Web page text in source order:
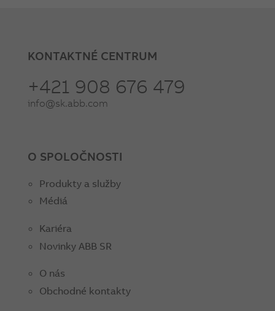
KONTAKTNÉ CENTRUM
+421 908 676 479
info@sk.abb.com
O SPOLOČNOSTI
Produkty a služby
Médiá
Kariéra
Novinky ABB SR
O nás
Obchodné kontakty